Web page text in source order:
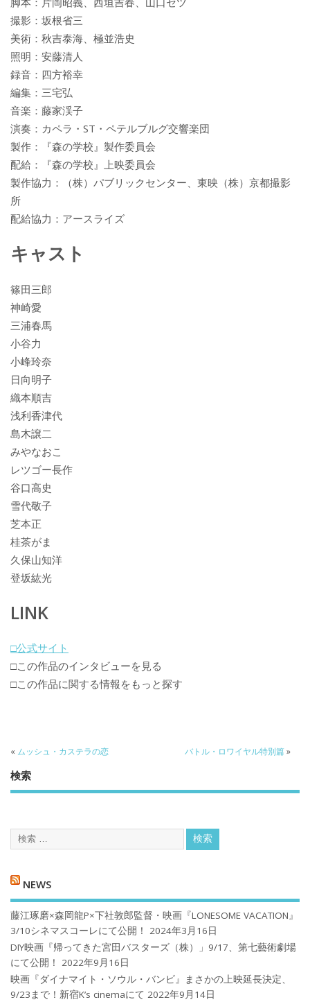
撮影：坂根省三
美術：秋吉泰海、極並浩史
照明：安藤清人
録音：四方裕幸
編集：三宅弘
音楽：藤家渓子
演奏：カペラ・ST・ペテルブルグ交響楽団
製作：『森の学校』製作委員会
配給：『森の学校』上映委員会
製作協力：（株）パブリックセンター、東映（株）京都撮影
所
配給協力：アースライズ
キャスト
篠田三郎
神崎愛
三浦春馬
小谷力
小峰玲奈
日向明子
織本順吉
浅利香津代
島木譲二
みやなおこ
レツゴー長作
谷口高史
雪代敬子
芝本正
桂茶がま
久保山知洋
登坂紘光
LINK
□公式サイト
□この作品のインタビューを見る
□この作品に関する情報をもっと探す
« ムッシュ・カステラの恋 バトル・ロワイヤル特別篇»
検索
NEWS
藤江琢磨×森岡龍P×下社敦郎監督・映画『LONESOME VACATION』
3/10シネマスコーレにて公開！
2024年3月16日
DIY映画『帰ってきた宮田バスターズ（株）」9/17、第七藝術劇場
にて公開！
2022年9月16日
映画『ダイナマイト・ソウル・バンビ』まさかの上映延長決定、
9/23まで！新宿K’s cinemaにて 2022年9月14日